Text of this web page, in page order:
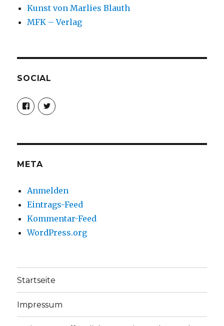
Kunst von Marlies Blauth
MFK – Verlag
SOCIAL
Profil
von
christoph.fleischer1
anzeigen
Profil
von
anzeigen
META
Anmelden
Eintrags-Feed
Kommentar-Feed
WordPress.org
Startseite
Impressum